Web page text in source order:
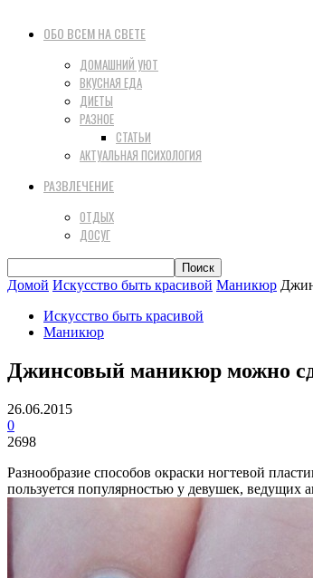
ОБО ВСЕМ НА СВЕТЕ
ДОМАШНИЙ УЮТ
ВКУСНАЯ ЕДА
ДИЕТЫ
РАЗНОЕ
СТАТЬИ
АКТУАЛЬНАЯ ПСИХОЛОГИЯ
РАЗВЛЕЧЕНИЕ
ОТДЫХ
ДОСУГ
Домой Искусство быть красивой Маникюр
Искусство быть красивой
Маникюр
Джинсовый маникюр можно
26.06.2015
0
2698
Разнообразие способов окраски ногтевой
пользуется популярностью у девушек,